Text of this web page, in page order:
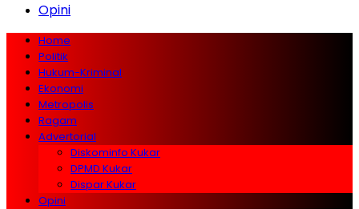
Opini
Home
Politik
Hukum-Kriminal
Ekonomi
Metropolis
Ragam
Advertorial
Diskominfo Kukar
DPMD Kukar
Dispar Kukar
Opini